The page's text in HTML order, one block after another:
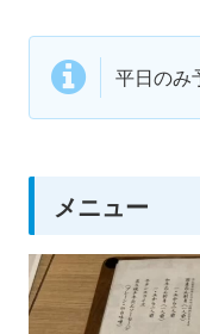
平日のみ
メニュー